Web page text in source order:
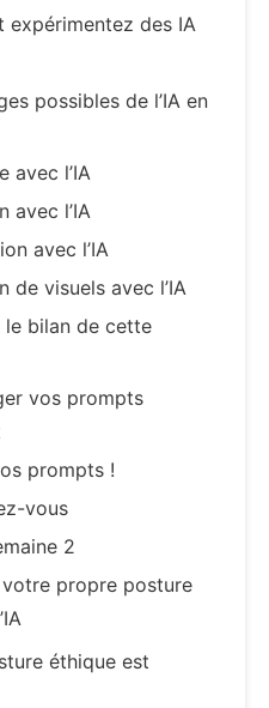
expérimentez des IA
possibles de l’IA en
avec l’IA
avec l’IA
avec l’IA
de visuels avec l’IA
bilan de cette
vos prompts
prompts !
vous
2
propre posture
éthique est